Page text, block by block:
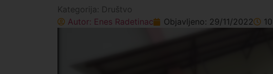
Kategorija: Društvo
Autor: Enes Radetinac Objavljeno: 29/11/2022